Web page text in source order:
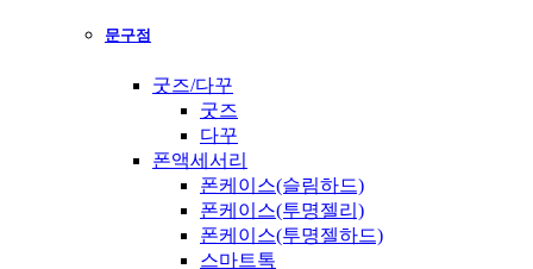
문구점
굿즈/다꾸
굿즈
다꾸
폰액세서리
폰케이스(슬림하드)
폰케이스(투명젤리)
폰케이스(투명젤하드)
스마트톡